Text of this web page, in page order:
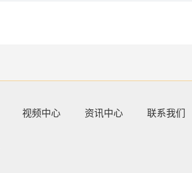
视频中心 资讯中心 联系我们